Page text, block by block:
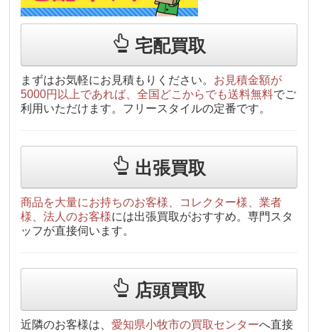
宅配買取
まずはお気軽にお見積もりください。 お見積金額が
5000円以上であれば、全国どこからでも送料無料でご
利用いただけます。フリースタイルの定番です。
出張買取
商品を大量にお持ちのお客様、コレクター様、業者
様、法人のお客様には出張買取がおすすめ。専門スタ
ッフが直接伺います。
店頭買取
近隣のお客様は、愛知県小牧市の買取センターへ直接